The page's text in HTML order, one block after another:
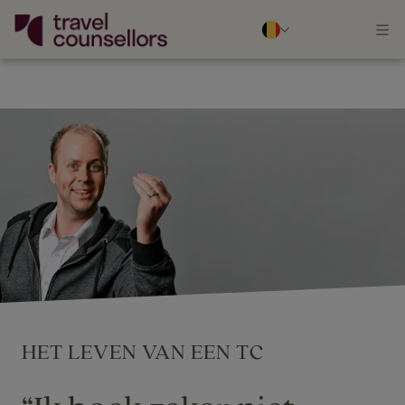
HET LEVEN VAN EEN TC